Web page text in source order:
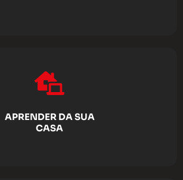
APRENDER DA SUA
CASA